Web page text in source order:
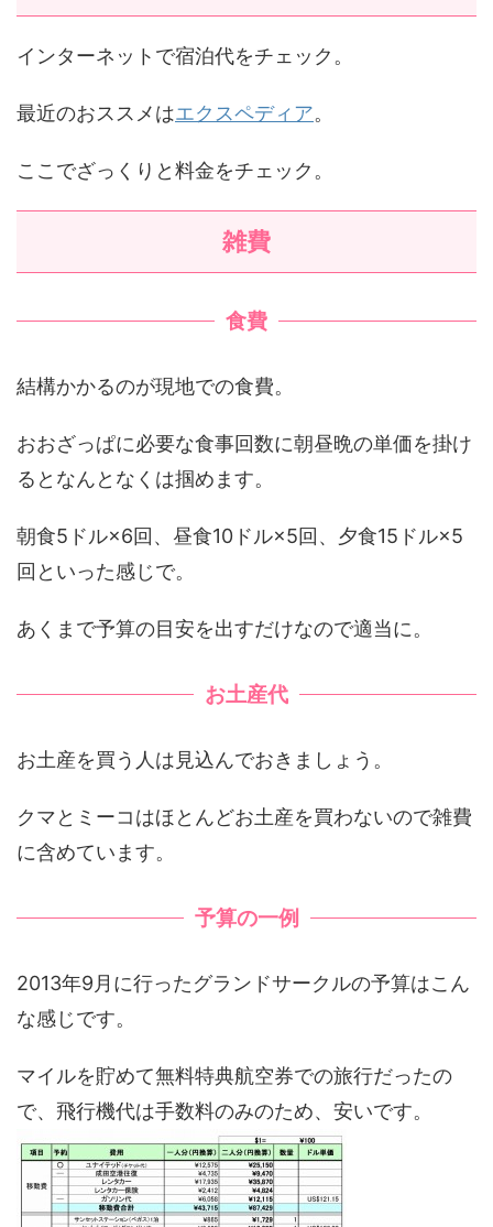
インターネットで宿泊代をチェック。
最近のおススメはエクスペディア。
ここでざっくりと料金をチェック。
雑費
食費
結構かかるのが現地での食費。
おおざっぱに必要な食事回数に朝昼晩の単価を掛け
るとなんとなくは掴めます。
朝食5ドル×6回、昼食10ドル×5回、夕食15ドル×5
回といった感じで。
あくまで予算の目安を出すだけなので適当に。
お土産代
お土産を買う人は見込んでおきましょう。
クマとミーコはほとんどお土産を買わないので雑費
に含めています。
予算の一例
2013年9月に行ったグランドサークルの予算はこん
な感じです。
マイルを貯めて無料特典航空券での旅行だったの
で、飛行機代は手数料のみのため、安いです。